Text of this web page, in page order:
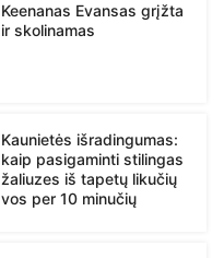
Keenanas Evansas grįžta
ir skolinamas
Kaunietės išradingumas:
kaip pasigaminti stilingas
žaliuzes iš tapetų likučių
vos per 10 minučių